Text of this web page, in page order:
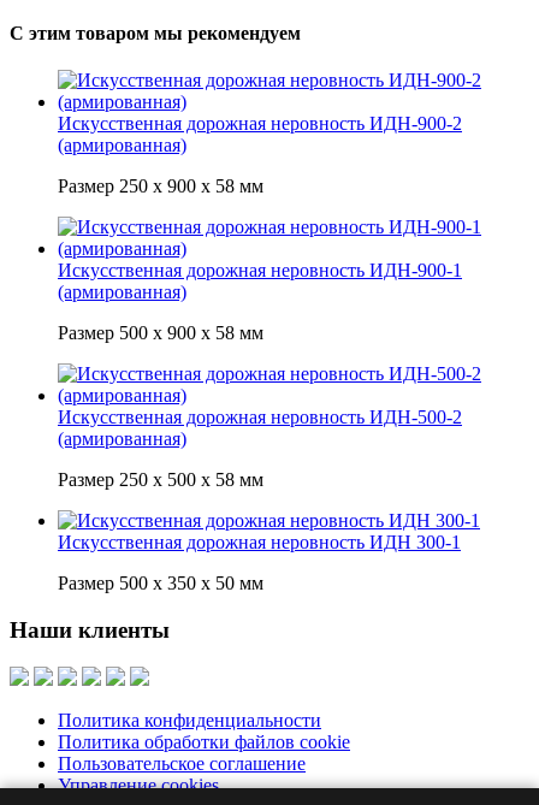
С этим товаром мы рекомендуем
Искусственная дорожная неровность ИДН-900-2
(армированная)
Размер 250 х 900 х 58 мм
Искусственная дорожная неровность ИДН-900-1
(армированная)
Размер 500 х 900 х 58 мм
Искусственная дорожная неровность ИДН-500-2
(армированная)
Размер 250 х 500 х 58 мм
Искусственная дорожная неровность ИДН 300-1
Размер 500 х 350 х 50 мм
Наши клиенты
Политика конфиденциальности
Политика обработки файлов cookie
Пользовательское соглашение
Управление cookies